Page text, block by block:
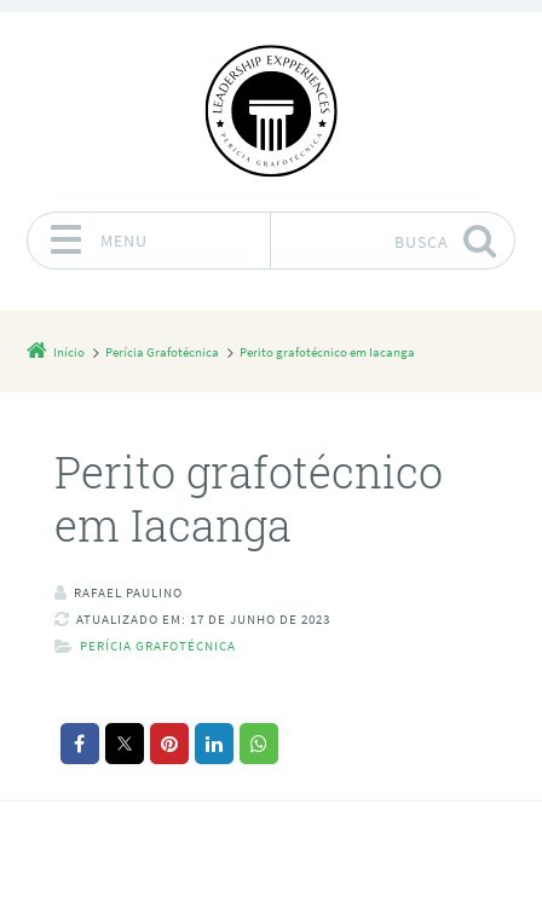
MENU BUSCA
Início Perícia Grafotécnica Perito grafotécnico em Iacanga
Perito grafotécnico
em Iacanga
RAFAEL PAULINO
ATUALIZADO EM: 17 DE JUNHO DE 2023
PERÍCIA GRAFOTÉCNICA